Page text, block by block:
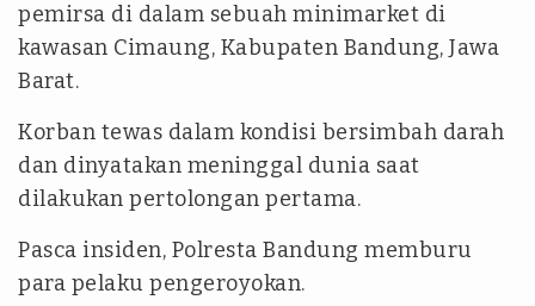
pemirsa di dalam sebuah minimarket di
kawasan Cimaung, Kabupaten Bandung, Jawa
Barat.
Korban tewas dalam kondisi bersimbah darah
dan dinyatakan meninggal dunia saat
dilakukan pertolongan pertama.
Pasca insiden, Polresta Bandung memburu
para pelaku pengeroyokan.